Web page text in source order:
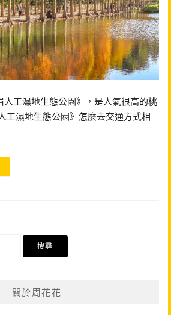
人工濕地生態公園》，是人氣很高的桃
工濕地生態公園》怎麼去交通方式相
關於周花花